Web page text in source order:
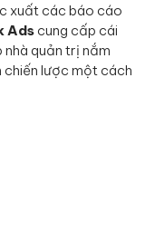
xuất các báo cáo
Ads cung cấp cái
nhà quản trị nắm
chiến lược một cách